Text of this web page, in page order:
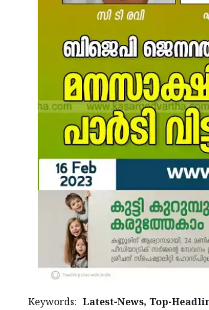
Keywords: Latest-News, Top-